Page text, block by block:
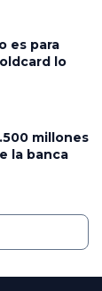
es para
lo
millones
la banca